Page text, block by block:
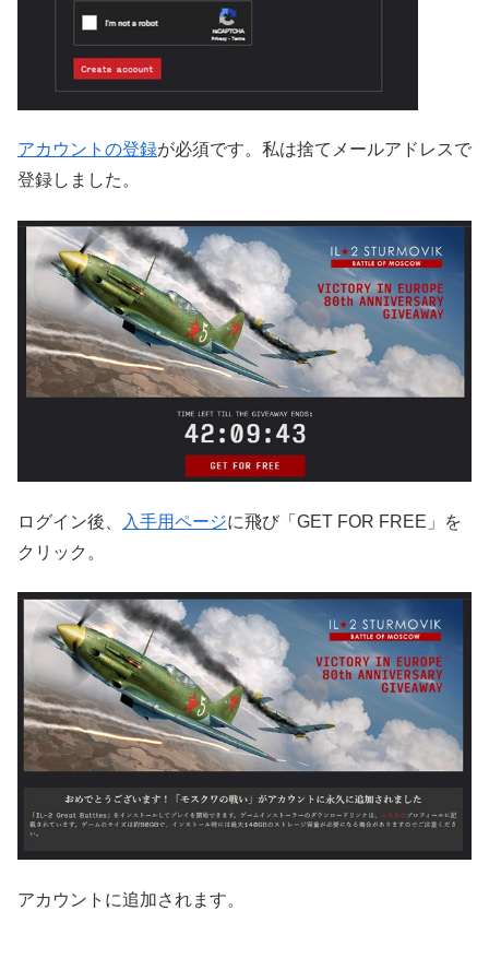
アカウントの登録が必須です。私は捨てメールアドレスで
登録しました。
ログイン後、 入手用ページに飛び「GET FOR FREE」を
クリック。
アカウントに追加されます。